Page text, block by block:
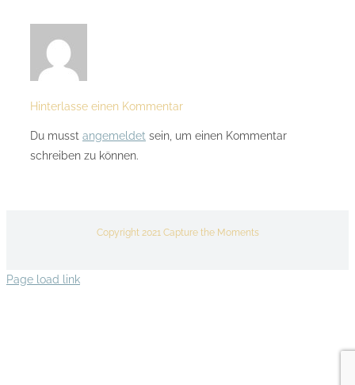
Hinterlasse einen Kommentar
Du musst angemeldet sein, um einen Kommentar
schreiben zu können.
Copyright 2021 Capture the Moments
Page load link